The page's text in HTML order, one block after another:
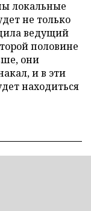
локальные
не только
ведущий
половине
они
и в эти
находиться